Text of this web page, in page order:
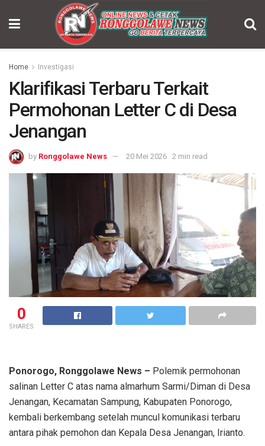
Home Investigasi
Klarifikasi Terbaru Terkait
Permohonan Letter C di Desa
Jenangan
by Ronggolawe News 20 Mei 2026 2 min read
0
SHARES
Ponorogo, Ronggolawe News – Polemik permohonan
salinan Letter C atas nama almarhum Sarmi/Diman di Desa
Jenangan, Kecamatan Sampung, Kabupaten Ponorogo,
kembali berkembang setelah muncul komunikasi terbaru
antara pihak pemohon dan Kepala Desa Jenangan, Irianto.